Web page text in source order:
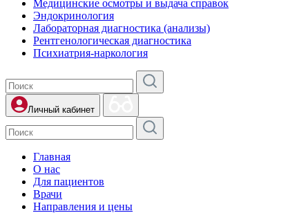
Медицинские осмотры и выдача справок
Эндокринология
Лабораторная диагностика (анализы)
Рентгенологическая диагностика
Психиатрия-наркология
Личный кабинет
Главная
О нас
Для пациентов
Врачи
Направления и цены